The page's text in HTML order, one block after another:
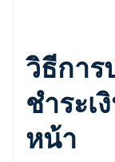
วิธีการ
ชำระเ
หน้า